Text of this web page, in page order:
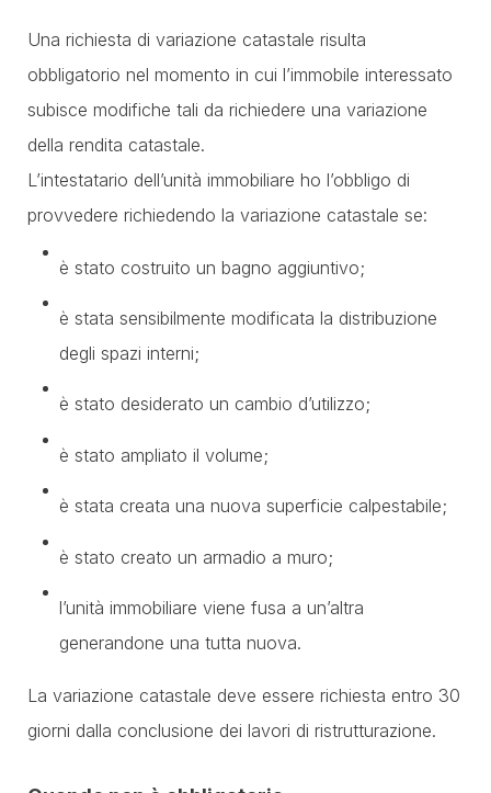
Una richiesta di variazione catastale risulta
obbligatorio nel momento in cui l’immobile interessato
subisce modifiche tali da richiedere una variazione
della rendita catastale.
L’intestatario dell’unità immobiliare ho l’obbligo di
provvedere richiedendo la variazione catastale se:
è stato costruito un bagno aggiuntivo;
è stata sensibilmente modificata la distribuzione
degli spazi interni;
è stato desiderato un cambio d’utilizzo;
è stato ampliato il volume;
è stata creata una nuova superficie calpestabile;
è stato creato un armadio a muro;
l’unità immobiliare viene fusa a un’altra
generandone una tutta nuova.
La variazione catastale deve essere richiesta entro 30
giorni dalla conclusione dei lavori di ristrutturazione.